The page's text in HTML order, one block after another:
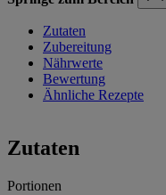
Zutaten
Zubereitung
Nährwerte
Bewertung
Ähnliche Rezepte
Zutaten
Portionen